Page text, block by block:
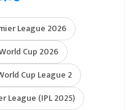
League 2026
Cup 2026
Cup League 2
League (IPL 2025)